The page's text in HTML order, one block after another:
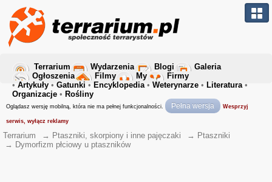
Terrarium Wydarzenia Blogi
Galeria
Ogłoszenia
Filmy My
Firmy
• Artykuły • Gatunki • Encyklopedia• Weterynarze • Literatura•
Organizacje • Rośliny
Oglądasz wersję mobilną, która nie ma pełnej funkcjonalności. Pełna wersja Wesprzyj
serwis, wyłącz reklamy
Terrarium → Ptaszniki, skorpiony i inne pajęczaki → Ptaszniki
→ Dymorfizm płciowy u ptaszników